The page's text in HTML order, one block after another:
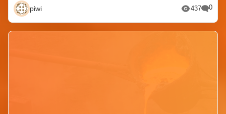
piwi 437 0